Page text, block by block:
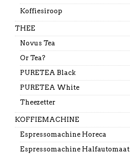
Koffiesiroop
THEE
Novus Tea
Or Tea?
PURETEA Black
PURETEA White
Theezetter
KOFFIEMACHINE
Espressomachine Horeca
Espressomachine Halfautomaat